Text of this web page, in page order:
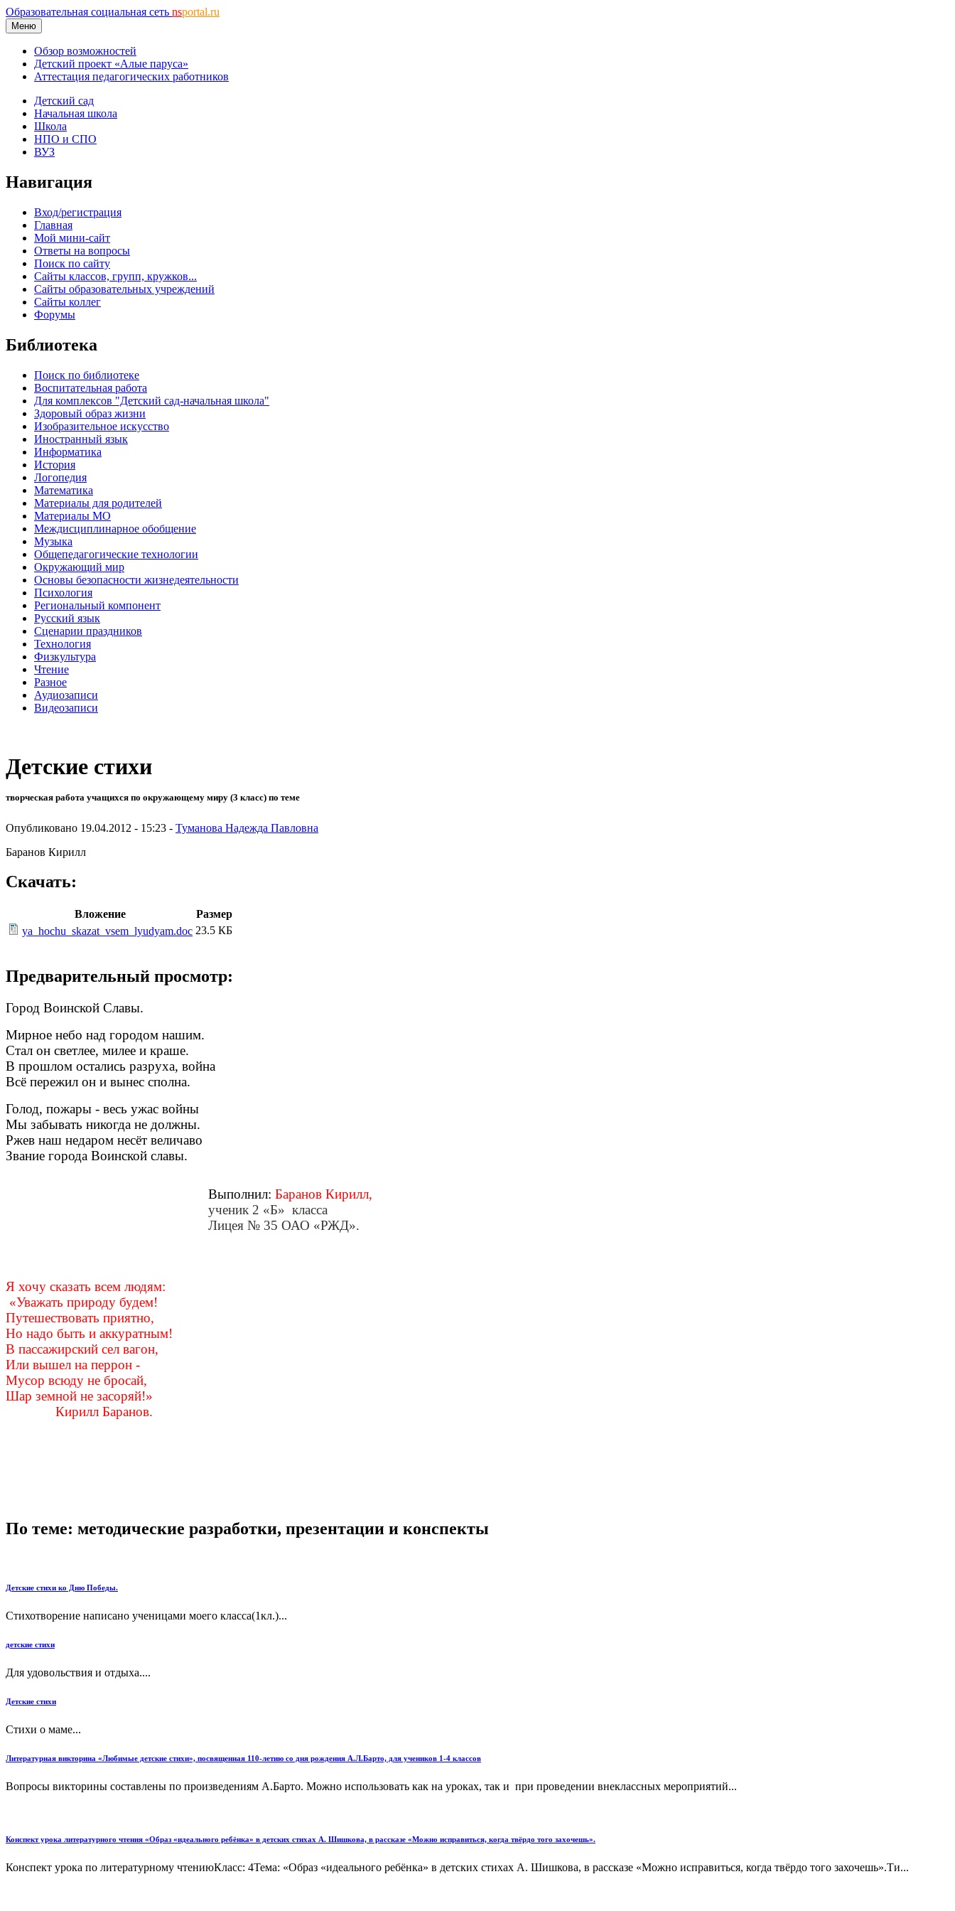
Образовательная социальная сеть nsportal.ru
Меню
Обзор возможностей
Детский проект «Алые паруса»
Аттестация педагогических работников
Детский сад
Начальная школа
Школа
НПО и СПО
ВУЗ
Навигация
Вход/регистрация
Главная
Мой мини-сайт
Ответы на вопросы
Поиск по сайту
Сайты классов, групп, кружков...
Сайты образовательных учреждений
Сайты коллег
Форумы
Библиотека
Поиск по библиотеке
Воспитательная работа
Для комплексов "Детский сад-начальная школа"
Здоровый образ жизни
Изобразительное искусство
Иностранный язык
Информатика
История
Логопедия
Математика
Материалы для родителей
Материалы МО
Междисциплинарное обобщение
Музыка
Общепедагогические технологии
Окружающий мир
Основы безопасности жизнедеятельности
Психология
Региональный компонент
Русский язык
Сценарии праздников
Технология
Физкультура
Чтение
Разное
Аудиозаписи
Видеозаписи
Детские стихи
творческая работа учащихся по окружающему миру (3 класс) по теме
Опубликовано 19.04.2012 - 15:23 - Туманова Надежда Павловна
Баранов Кирилл
Скачать:
Вложение
Размер
ya_hochu_skazat_vsem_lyudyam.doc 23.5 КБ
Предварительный просмотр:
Город Воинской Славы.
Мирное небо над городом нашим.
Стал он светлее, милее и краше.
В прошлом остались разруха, война
Всё пережил он и вынес сполна.
Голод, пожары - весь ужас войны
Мы забывать никогда не должны.
Ржев наш недаром несёт величаво
Звание города Воинской славы.
Выполнил: Баранов Кирилл,
ученик 2 «Б» класса
Лицея № 35 ОАО «РЖД».
Я хочу сказать всем людям:
«Уважать природу будем!
Путешествовать приятно,
Но надо быть и аккуратным!
В пассажирский сел вагон,
Или вышел на перрон -
Мусор всюду не бросай,
Шар земной не засоряй!»
Кирилл Баранов.
По теме: методические разработки, презентации и конспекты
Детские стихи ко Дню Победы.
Стихотворение написано ученицами моего класса(1кл.)...
детские стихи
Для удовольствия и отдыха....
Детские стихи
Стихи о маме...
Литературная викторина «Любимые детские стихи», посвященная 110-летию со дня рождения А.Л.Барто, для учеников 1-4 классов
Вопросы викторины составлены по произведениям А.Барто. Можно использовать как на уроках, так и при проведении внеклассных мероприятий...
Конспект урока литературного чтения «Образ «идеального ребёнка» в детских стихах А. Шишкова, в рассказе «Можно исправиться, когда твёрдо того захочешь».
Конспект урока по литературному чтениюКласс: 4Тема: «Образ «идеального ребёнка» в детских стихах А. Шишкова, в рассказе «Можно исправиться, когда твёрдо того захочешь».Ти...